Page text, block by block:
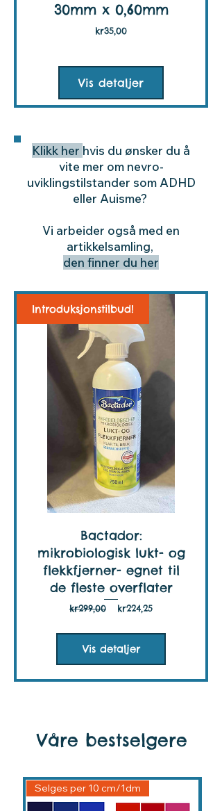
30mm x 0,60mm
kr35,00Pris
Vis detaljer
Klikk her hvis du ønsker du å
vite mer om nevro-
uviklingstilstander som ADHD
eller Auisme?
Vi arbeider også med en
artikkelsamling,
den finner du her
Introduksjonstilbud!
Bactador:
mikrobiologisk lukt- og
flekkfjerner- egnet til
de fleste overflater
kr299,00
Vanlig
kr224,25Salgspris
Vis detaljer
Våre bestselgere
Selges per 10 cm/1dm